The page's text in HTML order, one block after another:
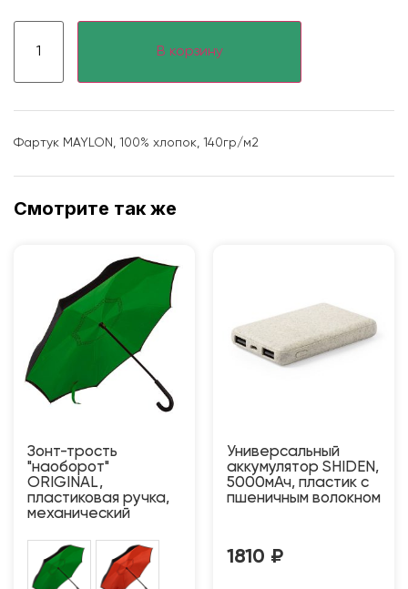
В корзину
Фартук MAYLON, 100% хлопок, 140гр/м2
Смотрите так же
Зонт-трость
"наоборот"
ORIGINAL,
пластиковая ручка,
механический
Универсальный
аккумулятор SHIDEN,
5000мАч, пластик с
пшеничным волокном
1810 ₽